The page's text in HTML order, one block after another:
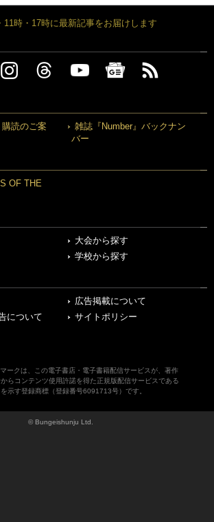
11時・17時に最新記事をお届けします
読のご案
雑誌『Number』バックナン
バー
OF THE
大会から探す
学校から探す
広告掲載について
について
サイトポリシー
ークは、この電子書店・電子書籍配信サービスが、著作
らコンテンツ使用許諾を得た正規版配信サービスである
を示す登録商標（登録番号6091713号）です。
© Bungeishunju Ltd.